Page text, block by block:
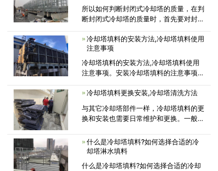
所以如何判断封闭式冷却塔的质量，在判
断封闭式冷却塔的质量时，首先要对封闭
基本用途是它的冷却效果，一个冷却塔的
效果是评估冷却塔最直接的方法。关闭冷
却塔的使用寿命也是判断冷却
冷却塔填料的安装方法,冷却塔填料使用
注意事项
冷却塔填料的安装方法,冷却塔填料使用
注意事项。安装冷却塔填料的注意事项。
塔填料上方焊接，必要时应采取防火措
施。安装完成后，取出冷却塔内所有施工
工具和辅助安装设施，移交施工完
冷却塔填料更换安装,冷却塔清洗方法
与其它冷却塔部件一样，冷却塔填料的更
换和安装也需要日常维护和更换。一般情
次填料。填料必须在2-3年内更换一次，
无需正常维护。如果结垢、下沉、老化等
什么是冷却塔填料?如何选择合适的冷
却塔淋水填料
什么是冷却塔填料?如何选择合适的冷却